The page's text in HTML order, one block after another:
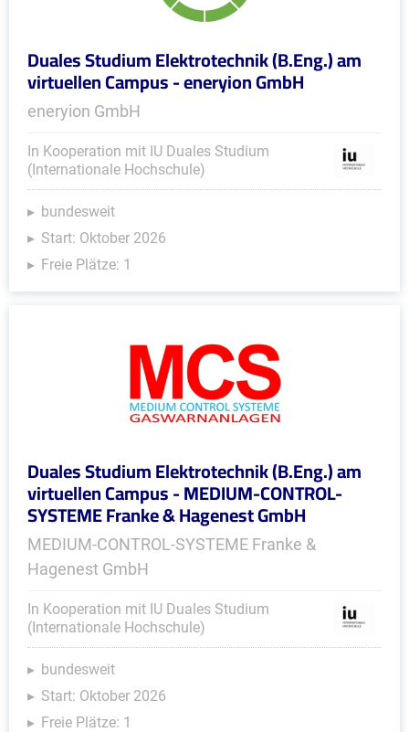
Duales Studium Elektrotechnik (B.Eng.) am
virtuellen Campus - eneryion GmbH
eneryion GmbH
In Kooperation mit IU Duales Studium
(Internationale Hochschule)
bundesweit
Start: Oktober 2026
Freie Plätze: 1
Duales Studium Elektrotechnik (B.Eng.) am
virtuellen Campus - MEDIUM-CONTROL-
SYSTEME Franke & Hagenest GmbH
MEDIUM-CONTROL-SYSTEME Franke &
Hagenest GmbH
In Kooperation mit IU Duales Studium
(Internationale Hochschule)
bundesweit
Start: Oktober 2026
Freie Plätze: 1